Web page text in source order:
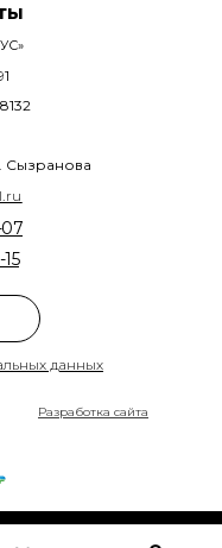
данных
07
Сызранова
Разработка сайта